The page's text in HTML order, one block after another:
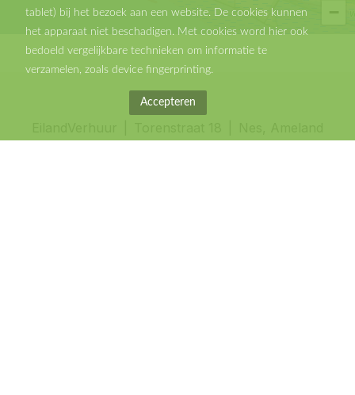
−
tablet) bij het bezoek aan een website. De cookies kunnen
het apparaat niet beschadigen. Met cookies word hier ook
bedoeld vergelijkbare technieken om informatie te
verzamelen, zoals device fingerprinting.
Accepteren